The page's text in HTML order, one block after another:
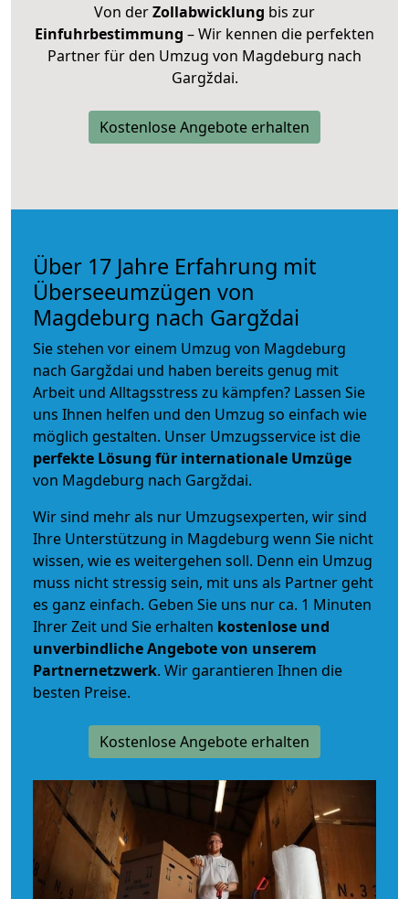
Von derZollabwicklung bis zur
Einfuhrbestimmung – Wir kennen die perfekten
Partner für den Umzug von Magdeburg nach
Gargždai.
Kostenlose Angebote erhalten
Über 17 Jahre Erfahrung mit
Überseeumzügen von
Magdeburg nach Gargždai
Sie stehen vor einem Umzug von Magdeburg
nach Gargždai und haben bereits genug mit
Arbeit und Alltagsstress zu kämpfen? Lassen Sie
uns Ihnen helfen und den Umzug so einfach wie
möglich gestalten. Unser Umzugsservice ist die
perfekte Lösung für internationale Umzüge
von Magdeburg nach Gargždai.
Wir sind mehr als nur Umzugsexperten, wir sind
Ihre Unterstützung in Magdeburg wenn Sie nicht
wissen, wie es weitergehen soll. Denn ein Umzug
muss nicht stressig sein, mit uns als Partner geht
es ganz einfach. Geben Sie uns nur ca. 1 Minuten
Ihrer Zeit und Sie erhalten kostenlose und
unverbindlicheAngebote von unserem
Partnernetzwerk. Wir garantieren Ihnen die
besten Preise.
Kostenlose Angebote erhalten